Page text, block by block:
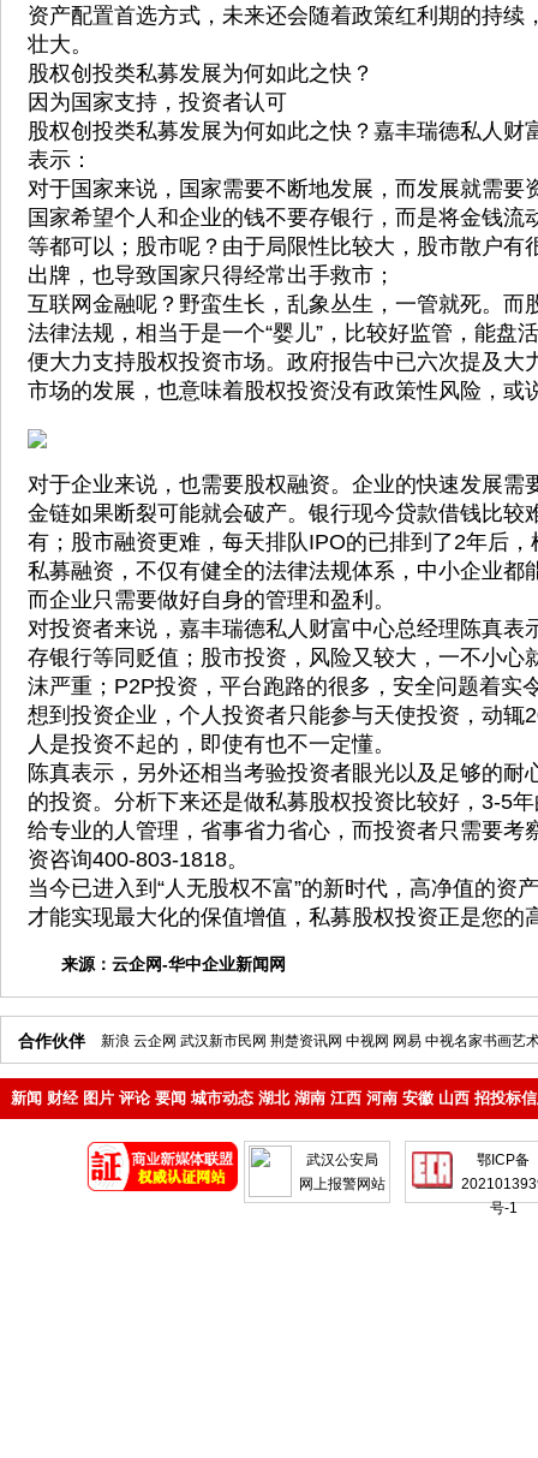
资产配置首选方式，未来还会随着政策红利期的持续
壮大。
股权创投类私募发展为何如此之快？
因为国家支持，投资者认可
股权创投类私募发展为何如此之快？嘉丰瑞德私人财
表示：
对于国家来说，国家需要不断地发展，而发展就需要
国家希望个人和企业的钱不要存银行，而是将金钱流
等都可以；股市呢？由于局限性比较大，股市散户有
出牌，也导致国家只得经常出手救市；
互联网金融呢？野蛮生长，乱象丛生，一管就死。而
法律法规，相当于是一个“婴儿”，比较好监管，能盘
便大力支持股权投资市场。政府报告中已六次提及大
市场的发展，也意味着股权投资没有政策性风险，或
对于企业来说，也需要股权融资。企业的快速发展需
金链如果断裂可能就会破产。银行现今贷款借钱比较
有；股市融资更难，每天排队IPO的已排到了2年后
私募融资，不仅有健全的法律法规体系，中小企业都
而企业只需要做好自身的管理和盈利。
对投资者来说，嘉丰瑞德私人财富中心总经理陈真表
存银行等同贬值；股市投资，风险又较大，一不小心
沫严重；P2P投资，平台跑路的很多，安全问题着实
想到投资企业，个人投资者只能参与天使投资，动辄
人是投资不起的，即使有也不一定懂。
陈真表示，另外还相当考验投资者眼光以及足够的耐
的投资。分析下来还是做私募股权投资比较好，3-5
给专业的人管理，省事省力省心，而投资者只需要考
资咨询400-803-1818。
当今已进入到“人无股权不富”的新时代，高净值的资
才能实现最大化的保值增值，私募股权投资正是您的
来源： 云企网-华中企业新闻网
合作伙伴 新浪 云企网 武汉新市民网 荆楚资讯网 中视网 网易 中视名家书画艺
新闻 财经 图片 评论 要闻 城市动态 湖北 湖南 江西 河南 安徽 山西 招投标
武汉公安局
网上报警网站
鄂ICP备
号-1